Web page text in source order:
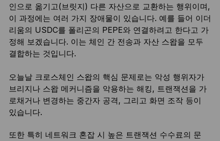
인으로 옮기고(브릿지) 다른 자산으로 교환하는 행위이며,
이 과정에는 여러 가지 장애물이 있습니다. 예를 들어 이더
리움의 USDC를 폴리곤의 PEPE와 연결하려고 한다고 가
정해 보겠습니다. 이는 체인 간 전송과 자산 스왑을 모두
결합하는 것입니다.
오늘날 크로스체인 스왑의 핵심 문제로는 악성 행위자가
브리지나 스왑 메커니즘을 악용하는 해킹, 트랜잭션을 가
로채거나 변경하는 중간자 공격, 그리고 화면 조작 등이
있습니다.
또한 특히 네트워크 혼잡 시 높은 트랜잭션 수수료의 문